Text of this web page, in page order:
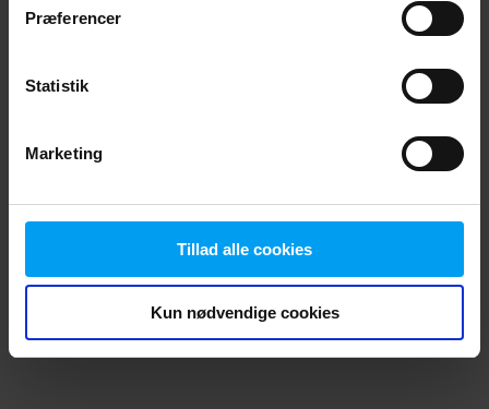
Præferencer
Statistik
Marketing
Tillad alle cookies
Kun nødvendige cookies